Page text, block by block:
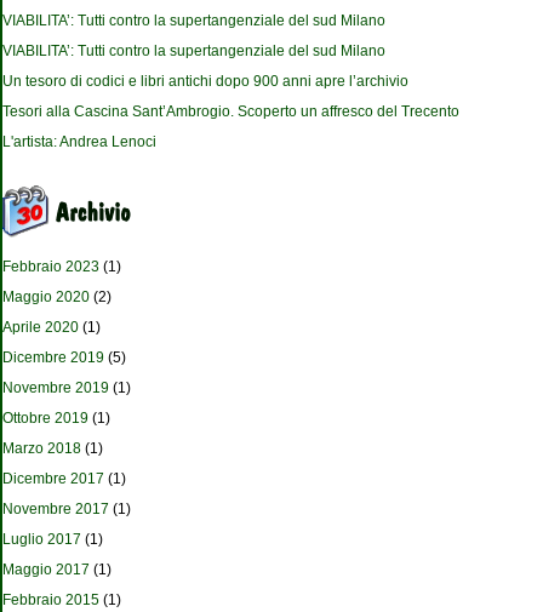
VIABILITA’: Tutti contro la supertangenziale del sud Milano
VIABILITA’: Tutti contro la supertangenziale del sud Milano
Un tesoro di codici e libri antichi dopo 900 anni apre l’archivio
Tesori alla Cascina Sant’Ambrogio. Scoperto un affresco del Trecento
L'artista: Andrea Lenoci
Febbraio 2023 (1)
Maggio 2020 (2)
Aprile 2020 (1)
Dicembre 2019 (5)
Novembre 2019 (1)
Ottobre 2019 (1)
Marzo 2018 (1)
Dicembre 2017 (1)
Novembre 2017 (1)
Luglio 2017 (1)
Maggio 2017 (1)
Febbraio 2015 (1)